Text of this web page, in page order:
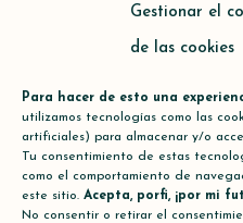
Gestionar el
de las cookies
Para hacer de esto una
utilizamos tecnologías como las
artificiales) para almacenar y/o
Tu consentimiento de estas
como el comportamiento de
este sitio. Acepta, porfi, ¡por mi
No consentir o retirar el